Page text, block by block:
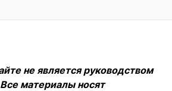
не является руководством
материалы носят